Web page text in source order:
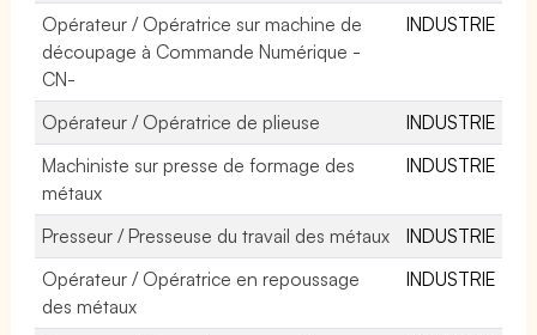
Opérateur / Opératrice sur machine de
découpage à Commande Numérique -
CN-
INDUSTRIE
Opérateur / Opératrice de plieuse
INDUSTRIE
Machiniste sur presse de formage des
métaux
INDUSTRIE
Presseur / Presseuse du travail des métaux
INDUSTRIE
Opérateur / Opératrice en repoussage
des métaux
INDUSTRIE